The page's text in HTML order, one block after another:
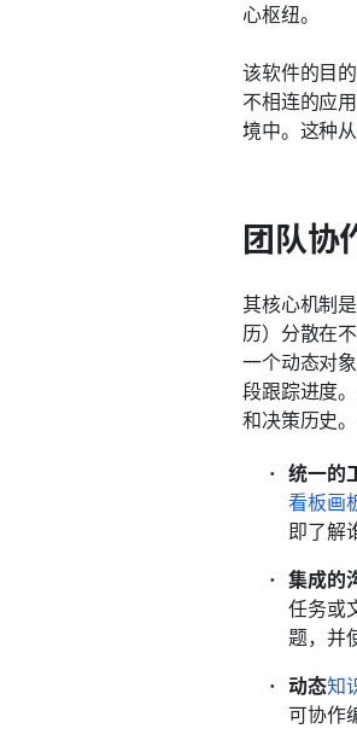
心枢纽。
该软件的目
不相连的应
境中。这种
团队协
其核心机制
历）分散在
一个动态对
段跟踪进度
和决策历史
统一的
看板画
即了解
集成的
任务或
题，并
动态知
可协作